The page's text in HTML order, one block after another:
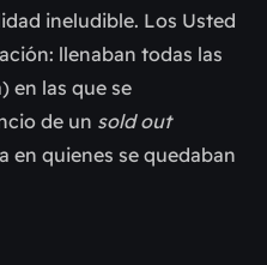
ineludible. Los Usted
llenaban todas las
en las que se
de un sold out
en quienes se quedaban